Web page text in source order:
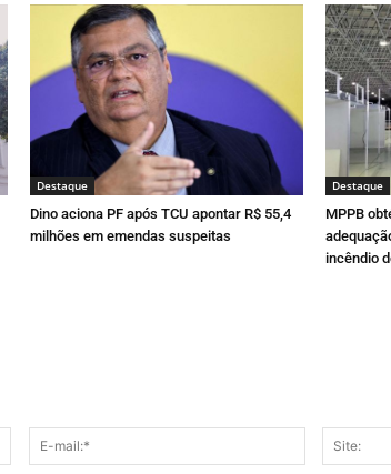
Destaque
Dino aciona PF após TCU apontar R$ 55,4
milhões em emendas suspeitas
Destaque
MPPB
incêndio
Nome:*
mail:*